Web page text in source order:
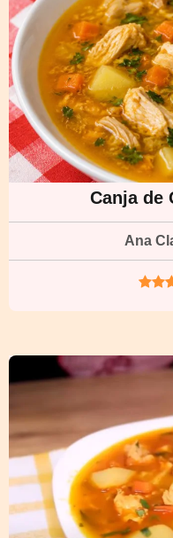
Canja de
Ana